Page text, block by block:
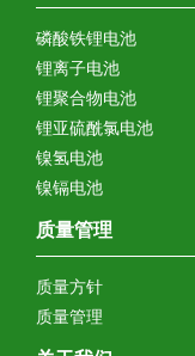
磷酸铁锂电池
锂离子电池
锂聚合物电池
锂亚硫酰氯电池
镍氢电池
镍镉电池
质量管理
质量方针
质量管理